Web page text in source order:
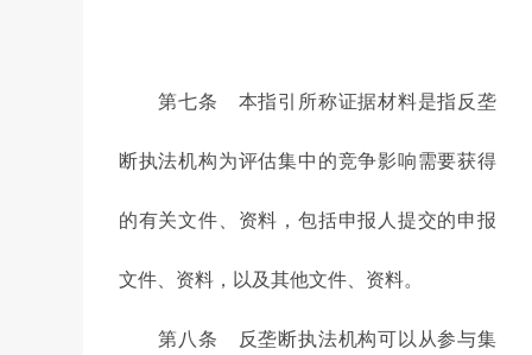
第七条 本指引所称证据材料是指反垄
断执法机构为评估集中的竞争影响需要获得
的有关文件、资料，包括申报人提交的申报
文件、资料，以及其他文件、资料。
第八条 反垄断执法机构可以从参与集